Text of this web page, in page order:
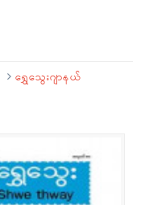
ရွှေသွေးဂျာနယ်